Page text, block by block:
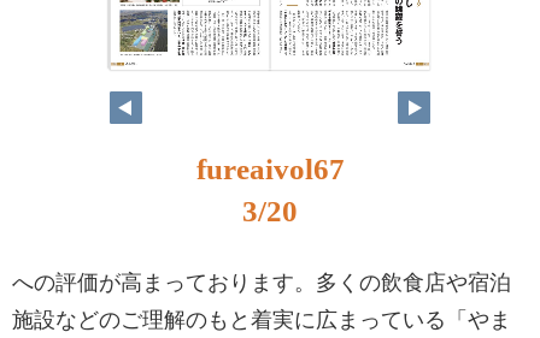
2
3
fureaivol67
3/20
への評価が高まっております。多くの飲食店や宿泊
施設などのご理解のもと着実に広まっている「やま